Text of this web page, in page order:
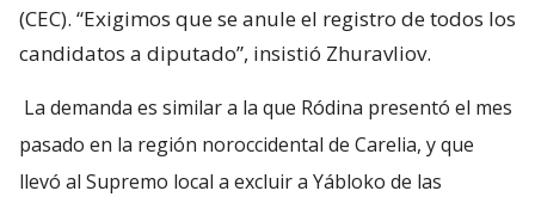
(CEC). “Exigimos que se anule el registro de todos los
candidatos a diputado”, insistió Zhuravliov.
La demanda es similar a la que Ródina presentó el mes
pasado en la región noroccidental de Carelia, y que
llevó al Supremo local a excluir a Yábloko de las